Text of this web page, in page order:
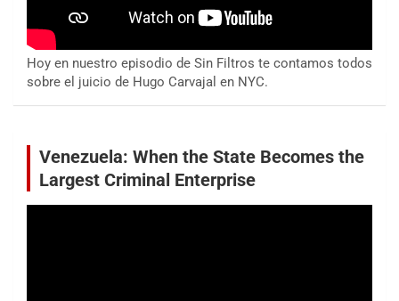
Hoy en nuestro episodio de Sin Filtros te contamos todos
sobre el juicio de Hugo Carvajal en NYC.
Venezuela: When the State Becomes the
Largest Criminal Enterprise